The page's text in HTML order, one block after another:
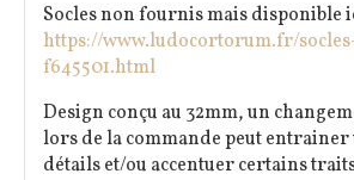
Socles non fournis mais disponible
https://www.ludocortorum.fr/
f645501.html
Design conçu au 32mm, un
lors de la commande peut entrainer
détails et/ou accentuer certains